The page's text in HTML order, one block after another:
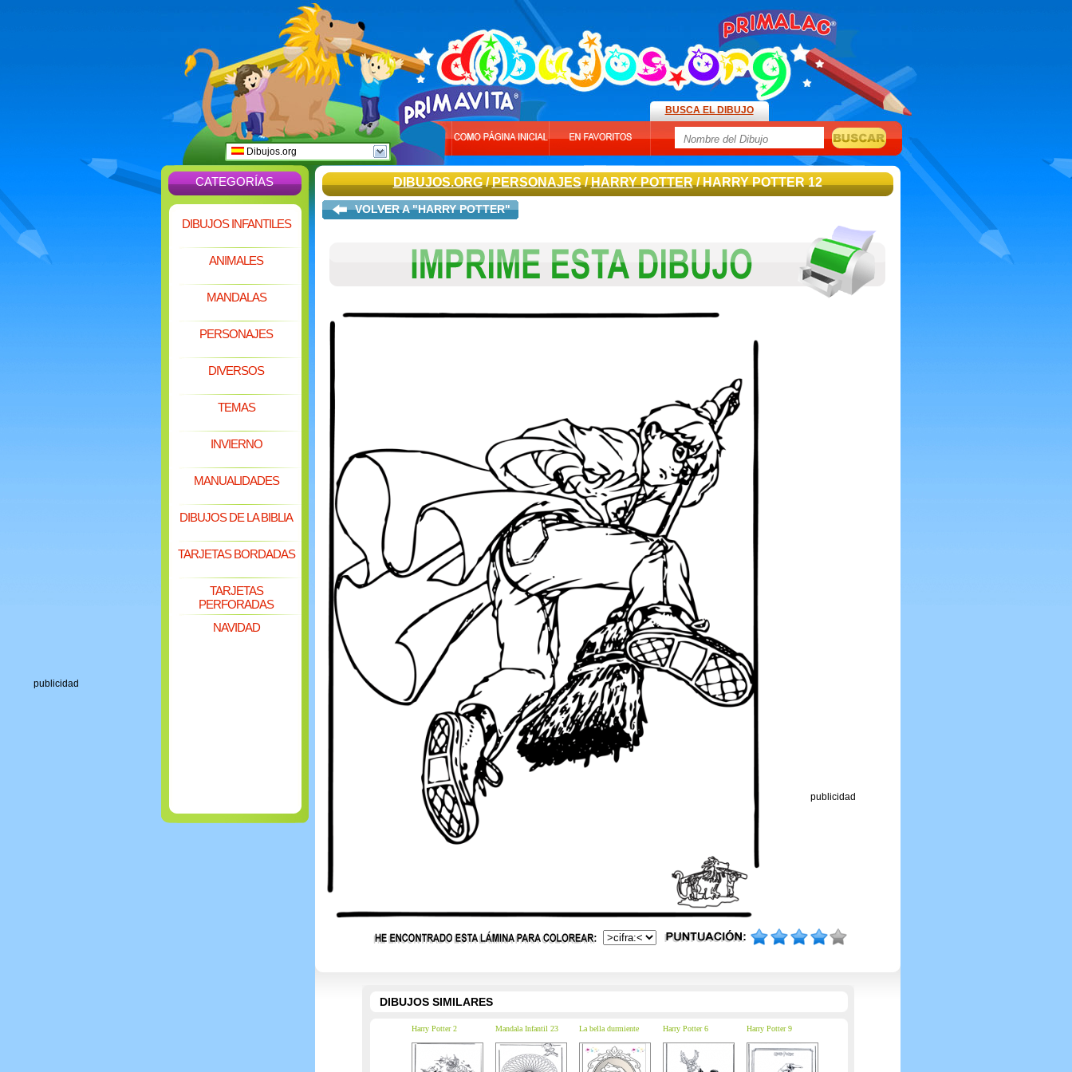
publicidad
Dibujos.org
BUSCA EL DIBUJO
CATEGORÍAS
DIBUJOS INFANTILES
ANIMALES
MANDALAS
PERSONAJES
DIVERSOS
TEMAS
INVIERNO
MANUALIDADES
DIBUJOS DE LA BIBLIA
TARJETAS BORDADAS
TARJETAS
PERFORADAS
NAVIDAD
DIBUJOS.ORG/PERSONAJES/HARRY POTTER/ HARRY POTTER 12
VOLVER A "HARRY POTTER"
publicidad
DIBUJOS SIMILARES
Harry Potter 2 Mandala Infantil 23 La bella durmiente Harry Potter 6 Harry Potter 9